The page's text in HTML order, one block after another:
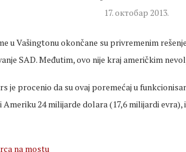
17. октобар 2013.
u Vašingtonu okončane su privremenim
SAD. Međutim, ovo nije kraj američkim
je procenio da su ovaj poremećaj u
24 milijarde dolara (17,6 milijardi